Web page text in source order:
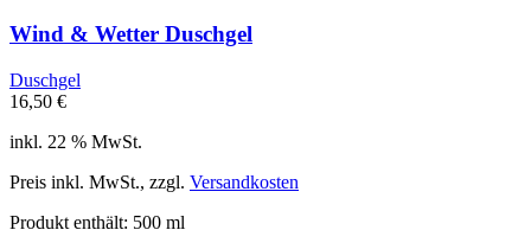
Wind & Wetter Duschgel
Duschgel
16,50 €
inkl. 22 % MwSt.
Preis inkl. MwSt., zzgl. Versandkosten
Produkt enthält: 500 ml